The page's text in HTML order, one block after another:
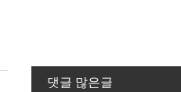
댓글 많은글